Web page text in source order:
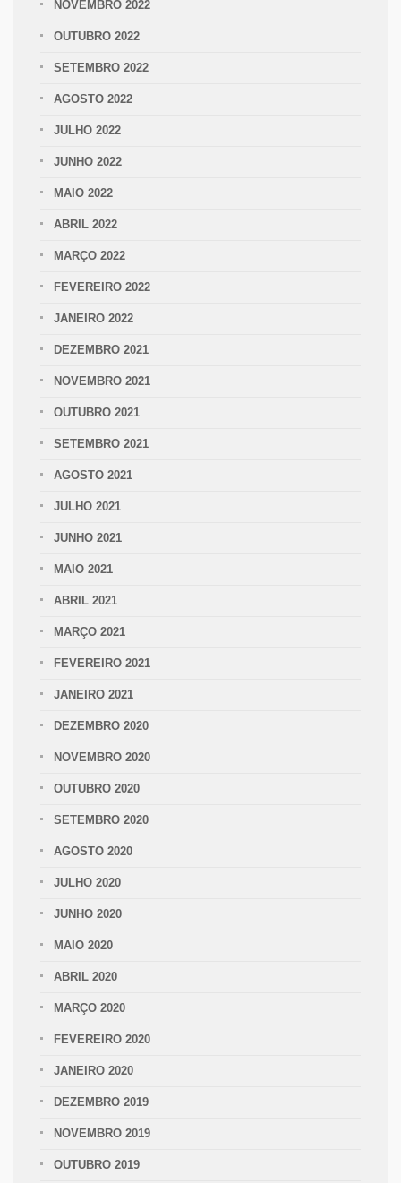
NOVEMBRO 2022
OUTUBRO 2022
SETEMBRO 2022
AGOSTO 2022
JULHO 2022
JUNHO 2022
MAIO 2022
ABRIL 2022
MARÇO 2022
FEVEREIRO 2022
JANEIRO 2022
DEZEMBRO 2021
NOVEMBRO 2021
OUTUBRO 2021
SETEMBRO 2021
AGOSTO 2021
JULHO 2021
JUNHO 2021
MAIO 2021
ABRIL 2021
MARÇO 2021
FEVEREIRO 2021
JANEIRO 2021
DEZEMBRO 2020
NOVEMBRO 2020
OUTUBRO 2020
SETEMBRO 2020
AGOSTO 2020
JULHO 2020
JUNHO 2020
MAIO 2020
ABRIL 2020
MARÇO 2020
FEVEREIRO 2020
JANEIRO 2020
DEZEMBRO 2019
NOVEMBRO 2019
OUTUBRO 2019